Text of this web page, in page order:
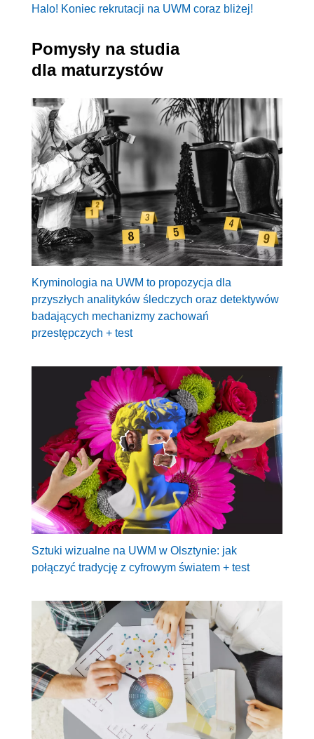
Halo! Koniec rekrutacji na UWM coraz bliżej!
Pomysły na studia
dla maturzystów
Kryminologia na UWM to propozycja dla
przyszłych analityków śledczych oraz detektywów
badających mechanizmy zachowań
przestępczych + test
Sztuki wizualne na UWM w Olsztynie: jak
połączyć tradycję z cyfrowym światem + test